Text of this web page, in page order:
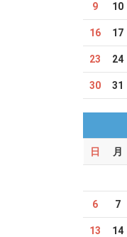
9 10
16 17
23 24
30 31
日 月
6 7
13 14